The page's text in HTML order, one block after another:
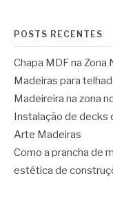
POSTS RECENTES
Chapa MDF na
Madeiras para
Madeireira na zona
Instalação de decks
Arte Madeiras
Como a prancha de
estética de